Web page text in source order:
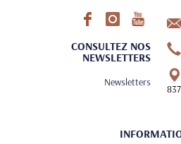
CONSULTEZ NOS
NEWSLETTERS
Newsletters